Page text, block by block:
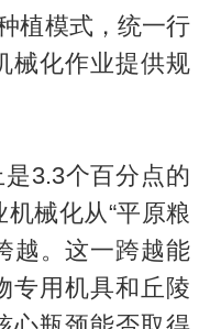
植模式，统一行
械化作业提供规
3.3个百分点的
械化从“平原粮
越。这一跨越能
专用机具和丘陵